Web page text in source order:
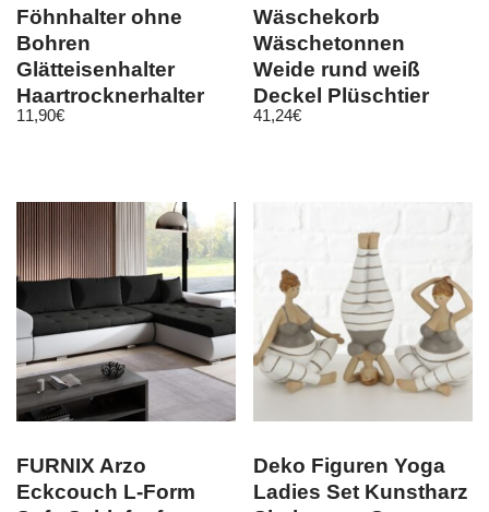
Föhnhalter ohne
Bohren
Glätteisenhalter
Haartrocknerhalter
Haartrockner fürs
11,90€
Wäschekorb
Wäschetonnen
Weide rund weiß
Deckel Plüschtier
Hippochen Nilpferd
41,24€
FURNIX Arzo
Eckcouch L-Form
Deko Figuren Yoga
Ladies Set Kunstharz